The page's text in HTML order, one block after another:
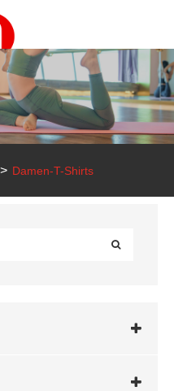
Damen-T-Shirts